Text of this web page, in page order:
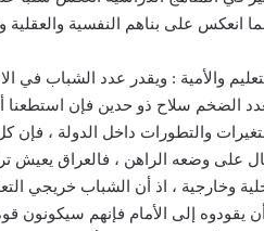
انعكس على بناهم النفسية والعقلية
الضخم سلاح ذو حدين فإن
والتطورات داخل الدولة ،
على وضعه الراهن ، فالعراق يعيش
وخارجية ، اذ أن الشباب خريجي
يقودوه إلى الأمام فإنهم سيكونون